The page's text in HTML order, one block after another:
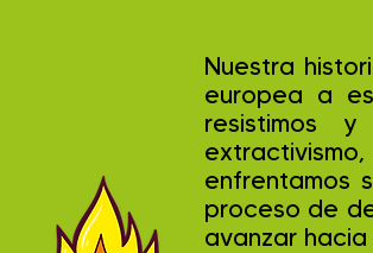
Nuestra
europea a
resistimos
enfrentamos
proceso de
avanzar